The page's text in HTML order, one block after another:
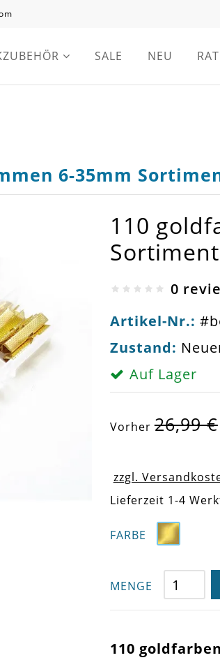
SALE NEU
6-35mm
110
0
Artikel-Nr.:
Zustand:
Auf Lager
Vorher26,99 €
zzgl.
Lieferzeit 1-4
FARBE
MENGE
110